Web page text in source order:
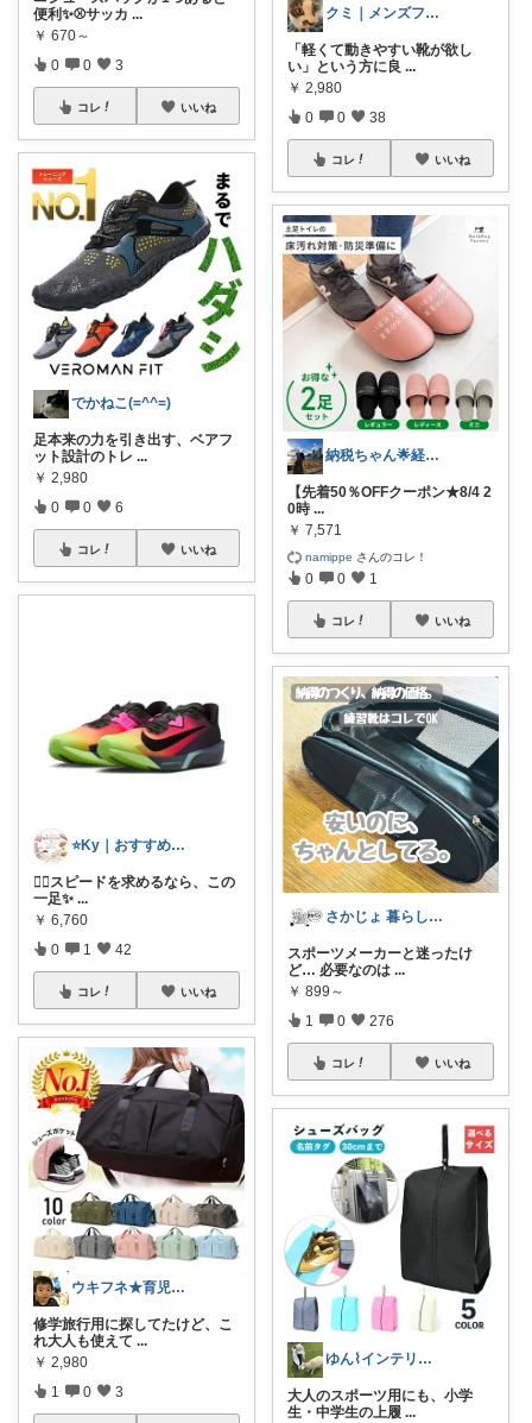
便利✨⚾サッカ ...
￥ 670～
0 0 3
コレ いいね
でかねこ(=^^=)
足本来の力を引き出す、ベアフ
ット設計のトレ ...
￥ 2,980
0 0 6
コレ いいね
⭐️Ky｜おすすめセレクト⭐️
🏃‍♂️スピードを求めるなら、この
一足✨ ...
￥ 6,760
0 1 42
コレ いいね
ウキフネ★育児・子育てが楽になるアイテム
修学旅行用に探してたけど、こ
れ大人も使えて ...
￥ 2,980
1 0 3
クミ｜メンズファッションROOM
「軽くて動きやすい靴が欲し
い」という方に良 ...
￥ 2,980
0 0 38
コレ いいね
納税ちゃん🌟経由購入★
【先着50％OFFクーポン★8/4 2
0時 ...
￥ 7,571
namippe さんのコレ！
0 0 1
コレ いいね
さかじょ 暮らしラクROOM
スポーツメーカーと迷ったけ
ど… 必要なのは ...
￥ 899～
1 0 276
コレ いいね
ゆん⌇インテリアと生活雑貨がメイン🧸
大人のスポーツ用にも、小学
生・中学生の上履 ...